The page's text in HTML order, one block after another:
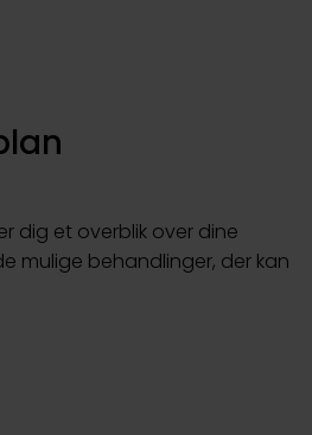
dig et overblik over dine
mulige behandlinger, der kan